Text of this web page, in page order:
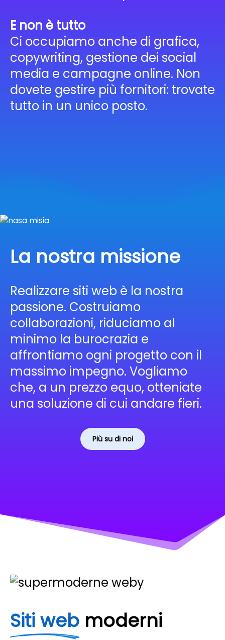
E non è tutto
Ci occupiamo anche di grafica,
copywriting, gestione dei social
media e campagne online. Non
dovete gestire più fornitori: trovate
tutto in un unico posto.
La nostra missione
Realizzare siti web è la nostra
passione. Costruiamo
collaborazioni, riduciamo al
minimo la burocrazia e
affrontiamo ogni progetto con il
massimo impegno. Vogliamo
che, a un prezzo equo, otteniate
una soluzione di cui andare fieri.
Più su di noi
Siti web moderni